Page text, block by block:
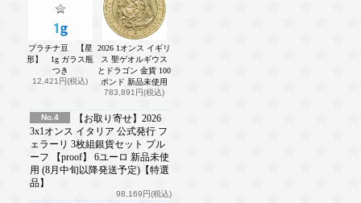
プラチナ豆 【星
形】 1g ガラス瓶
つき
12,421円(税込)
2026 1オンス イギリ
ス 聖ゲオルギウス
とドラゴン 金貨 100
ポンド 新品未使用
783,891円(税込)
No.4
【お取り寄せ】2026
3x1オンス イタリア 公式発行 フ
ェラーリ 3枚組銀貨セット プル
ーフ 【proof】 6ユーロ 新品未使
用 (8月中旬以降発送予定)【特選
品】
98,169円(税込)